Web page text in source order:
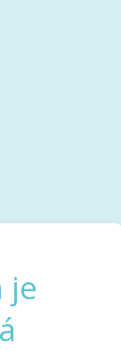
je